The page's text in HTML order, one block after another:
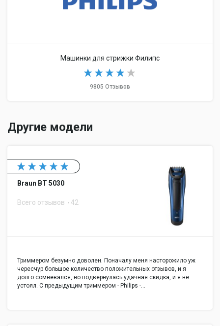
Машинки для стрижки Филипс
9805 Отзывов
Другие модели
Braun BT 5030
Всего отзывов 42
Триммером безумно доволен. Поначалу меня насторожило уж
чересчур большое количество положительных отзывов, и я
долго сомневался, но подвернулась удачная скидка, и я не
устоял. С предыдущим триммером - Philips -…